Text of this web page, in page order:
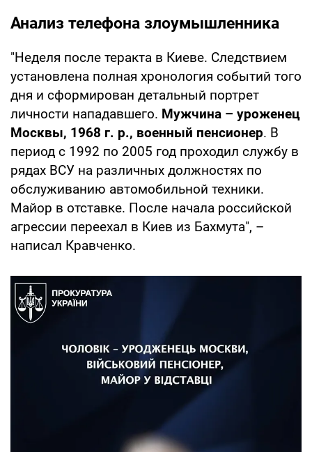
Анализ телефона злоумышленника
"Неделя после теракта в Киеве. Следствием
установлена полная хронология событий того
дня и сформирован детальный портрет
личности нападавшего. Мужчина – уроженец
Москвы, 1968 г. р., военный пенсионер. В
период с 1992 по 2005 год проходил службу в
рядах ВСУ на различных должностях по
обслуживанию автомобильной техники.
Майор в отставке. После начала российской
агрессии переехал в Киев из Бахмута", –
написал Кравченко.